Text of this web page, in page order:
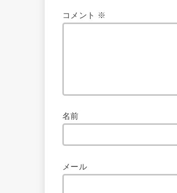
コメント ※
名前
メール